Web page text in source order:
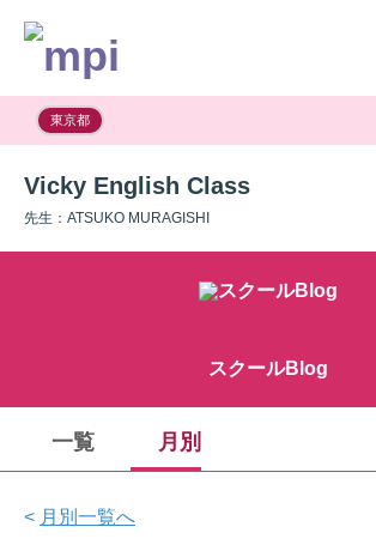
東京都
Vicky English Class
先生：ATSUKO MURAGISHI
スクールBlog
一覧 月別
< 月別一覧へ